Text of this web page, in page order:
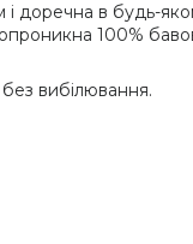
доречна в будь-
100%
вибілювання.